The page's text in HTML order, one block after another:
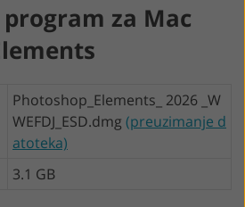
za Mac
Photoshop_Elements_ 2026 _W
WEFDJ_ESD.dmg (preuzimanje d
atoteka)
3.1 GB